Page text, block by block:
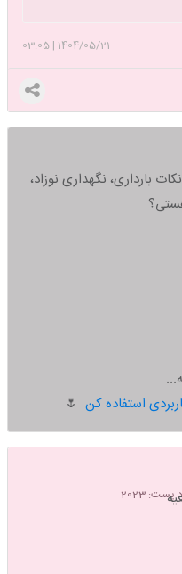
1404/05/21
|
03:05
بارداری، نگهداری نوزاد،
🌷
پست: 2023